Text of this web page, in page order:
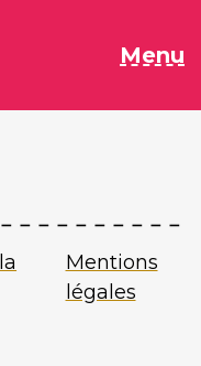
Menu
Mentions
légales